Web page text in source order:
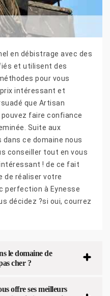
en débistrage avec des
et utilisent des
pour vous
intéressant et
que Artisan
faire confiance
Suite aux
ce domaine nous
conseiller tout en vous
! de ce fait
de réaliser votre
perfection à Eynesse
décidez ?si oui, courrez
le domaine de
cher ?
offre ses meilleurs